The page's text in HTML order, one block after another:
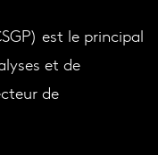
est le principal
et de
de